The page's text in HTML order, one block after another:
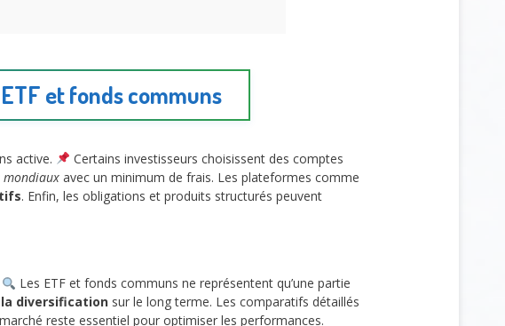
et fonds communs
active.
Certains investisseurs choisissent des comptes
mondiaux avec un minimum de frais. Les plateformes comme
. Enfin, les obligations et produits structurés peuvent
Les ETF et fonds communs ne représentent qu’une partie
diversification sur le long terme. Les comparatifs détaillés
reste essentiel pour optimiser les performances.